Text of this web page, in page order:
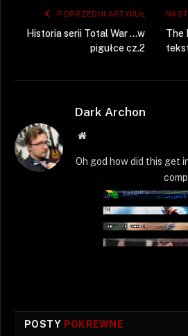
POPRZEDNI ARTYKUŁ
Historia serii Total War …w
pigułce cz.2
The
Dark Archon
Strona
Oh god how did this get
POSTY POKREWNE